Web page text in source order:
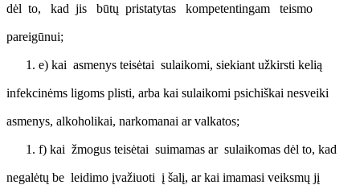
dėl to, kad jis būtų pristatytas kompetentingam teismo
pareigūnui;
e) kai asmenys teisėtai sulaikomi, siekiant užkirsti kelią
infekcinėms ligoms plisti, arba kai sulaikomi psichiškai nesveiki
asmenys, alkoholikai, narkomanai ar valkatos;
f) kai žmogus teisėtai suimamas ar sulaikomas dėl to, kad
negalėtų be leidimo įvažiuoti į šalį, ar kai imamasi veiksmų jį